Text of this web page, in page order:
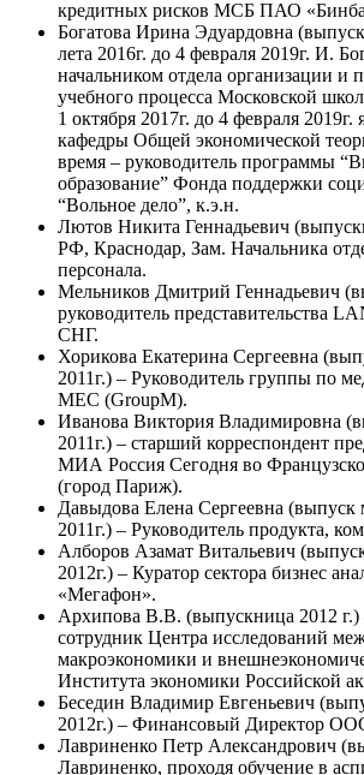
кредитных рисков МСБ ПАО
Богатова Ирина Эдуардовна
лета 2016г. до 4 февраля 2019г. И.
начальником отдела организации и
учебного процесса Московской
1 октября 2017г. до 4 февраля 2019г.
кафедры Общей экономической
время – руководитель программы
образование” Фонда поддержки
“Вольное дело”, к.э.н.
Лютов Никита Геннадьевич
РФ, Краснодар, Зам. Начальника
персонала.
Мельников Дмитрий Геннадьевич
руководитель представительства
СНГ.
Хорикова Екатерина Сергеевна
2011г.) – Руководитель группы по
МЕС (GroupM).
Иванова Виктория Владимировна
2011г.) – старший корреспондент
МИА Россия Сегодня во
(город Париж).
Давыдова Елена Сергеевна (выпуск
2011г.) – Руководитель продукта,
Алборов Азамат Витальевич
2012г.) – Куратор сектора бизнес
«Мегафон».
Архипова В.В. (выпускница 2012
сотрудник Центра исследований
макроэкономики и
Института экономики Российской
Беседин Владимир Евгеньевич
2012г.) – Финансовый Директор
Лавриненко Петр Александрович
Лавриненко, проходя обучение в